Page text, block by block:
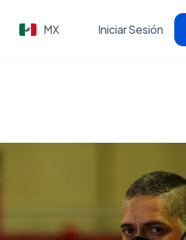
MX Iniciar Sesión